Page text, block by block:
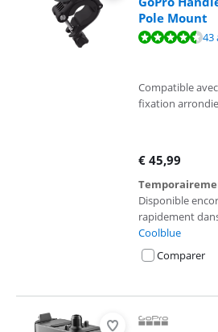
Pole Mount
La note est de 9,2 sur 10, basée sur 43 avis.
43
Compatible
fixation arrondie
€ 45,99
Disponible
rapidement
Coolblue
Comparer